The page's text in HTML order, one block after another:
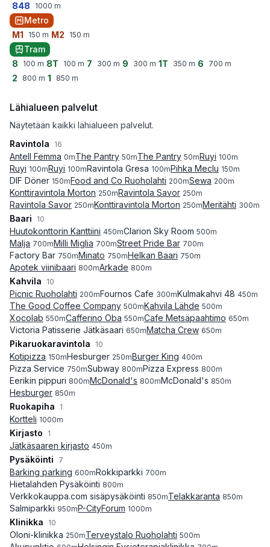
848 1000 m
Metro
M1
150 m M2 150 m
Tram
8
100 m 8T 100 m 7 300 m 9 300 m 1T 350 m 6 700 m
2 800 m 1 850 m
Lähialueen palvelut
Näytetään kaikki lähialueen palvelut.
Ravintola
16
Antell Femma 0mThe Pantry 50mThe Pantry 50mRuyi 100m
Ruyi 100mRuyi 100mRavintola Gresa 100mPihka Meclu 150m
DIF Döner 150mFood and Co Ruoholahti 200mSewa 200m
Konttiravintola Morton 250mRavintola Savor 250m
Ravintola Savor 250mKonttiravintola Morton 250mMeritähti 300m
Baari 10
Huutokonttorin Kanttiini 450mClarion Sky Room 500m
Malja 700mMilli Miglia 700mStreet Pride Bar 700m
Factory Bar 750mMinato 750mHelkan Baari 750m
Apotek viinibaari 800mArkade 800m
Kahvila 10
Picnic Ruoholahti 200mFournos Cafe 300mKulmakahvi 48 450m
The Good Coffee Company 500mKahvila Lähde 500m
Xocolab 550mCafferino Oba 550mCafe Metsäpaahtimo 650m
Victoria Patisserie Jätkäsaari 650mMatcha Crew 650m
Pikaruokaravintola 10
Kotipizza 150mHesburger 250mBurger King 400m
Pizza Service 750mSubway 800mPizza Express 800m
Eerikin pippuri 800mMcDonald's 800mMcDonald's 850m
Hesburger 850m
Ruokapiha 1
Kortteli 1000m
Kirjasto 1
Jätkäsaaren kirjasto 450m
Pysäköinti 7
Barking parking 600mRokkiparkki 700m
Hietalahden Pysäköinti 800m
Verkkokauppa.com sisäpysäköinti 850mTelakkaranta 850m
Salmiparkki 950mP-CityForum 1000m
Klinikka 10
Oloni-klinikka 250mTerveystalo Ruoholahti 500m